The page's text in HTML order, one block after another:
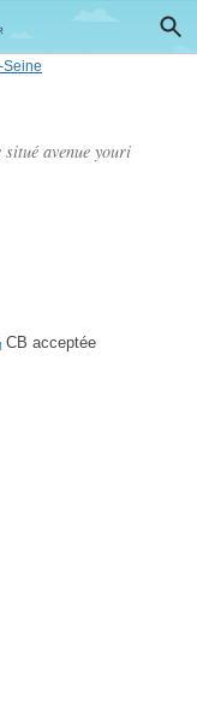
Seine
situé avenue youri
CB acceptée